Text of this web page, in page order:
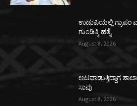
ಉಡುಪಿಯಲ್ಲಿ ಗ್ರಾಪಂ
ಗುಂಡಿಕ್ಕಿ ಹತ್ಯೆ
August 8, 2026
ಆಟವಾಡುತ್ತಿದ್ದಾಗ
ಸಾವು
August 8, 2026